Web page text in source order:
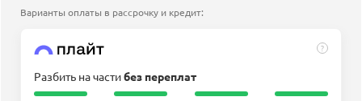
Варианты оплаты в рассрочку и кредит:
?
Разбить на частибез переплат